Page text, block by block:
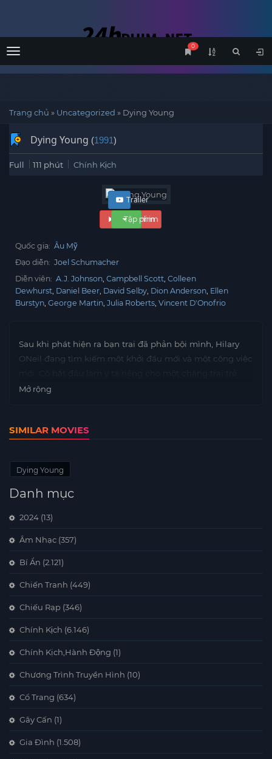
Menu
0
Trang chủ » Uncategorized » Dying Young
Dying Young (1991)
Full 111 phút Chính Kịch
Xem phim
Trailer
Tập phim
Quốc gia: Âu Mỹ
Đạo diễn: Joel Schumacher
Diễn viên: A.J. Johnson Campbell Scott Colleen
Dewhurst Daniel Beer David Selby Dion Anderson Ellen
Burstyn George Martin Julia Roberts Vincent D'Onofrio
Sau khi phát hiện ra bạn trai đã phản bội mình, Hilary
ONeil đang tìm kiếm một khởi đầu mới và một công việc
mắc bệnh ung thư máu. Dần dần, họ yêu nhau nhưng
Mở rộng
SIMILAR MOVIES
Dying Young
Danh mục
2024 (13)
Âm Nhạc (357)
Bí Ẩn (2.121)
Chiến Tranh (449)
Chiếu Rạp (346)
Chính Kịch (6.146)
Chính Kịch,Hành Động (1)
Chương Trình Truyền Hình (10)
Cổ Trang (634)
Gây Cấn (1)
Gia Đình (1.508)